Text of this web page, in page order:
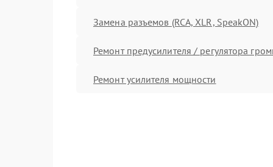
Замена разъемов (RCA, XLR, SpeakON)
Ремонт предусилителя / регулятора
Ремонт усилителя мощности